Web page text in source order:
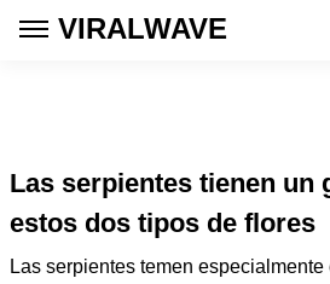
VIRALWAVE
Las serpientes tienen un
estos dos tipos de flores
Las serpientes temen especialmente